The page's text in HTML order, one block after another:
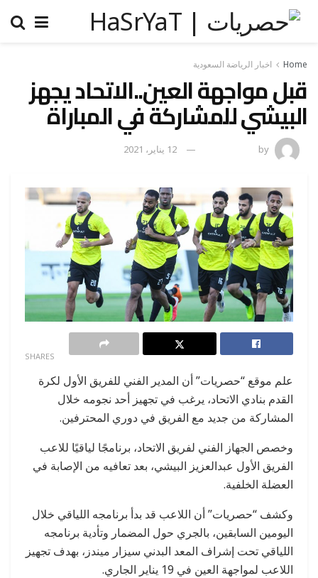
Home اخبار الرياضة السعودية
قبل مواجهة العين..الاتحاد يجهز
البيشي للمشاركة في المباراة
by 12 يناير، 2021
SHARES
علم موقع “حصريات” أن المدير الفني للفريق الأول لكرة
القدم بنادي الاتحاد، يرغب في تجهيز أحد نجومه خلال
المشاركة من جديد مع الفريق في دوري المحترفين.
وخصص الجهاز الفني لفريق الاتحاد، برنامجًا لياقيًا للاعب
الفريق الأول عبدالعزيز البيشي، بعد تعافيه من الإصابة في
العضلة الخلفية.
وكشف “حصريات” أن اللاعب قد بدأ برنامجه اللياقي خلال
اليومين السابقين، بالجري حول المضمار وتأدية برنامجه
اللياقي تحت إشراف المعد البدني سيزار ميندز، بهدف تجهيز
اللاعب لمواجهة العين في 19 يناير الجاري.